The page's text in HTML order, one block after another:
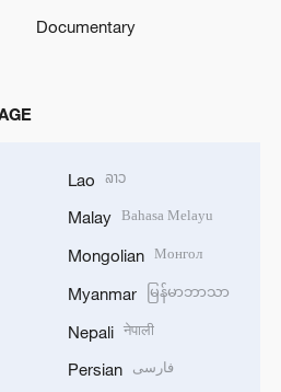
Documentary
Lao ລາວ
Malay Bahasa Melayu
Mongolian Монгол
Myanmar မြန်မာဘာသာ
Nepali नेपाली
Persian فارسی